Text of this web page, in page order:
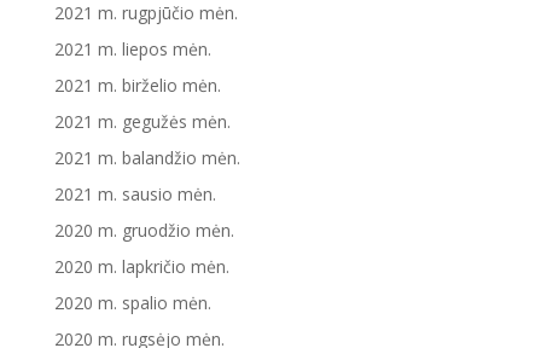
2021 m. rugpjūčio mėn.
2021 m. liepos mėn.
2021 m. birželio mėn.
2021 m. gegužės mėn.
2021 m. balandžio mėn.
2021 m. sausio mėn.
2020 m. gruodžio mėn.
2020 m. lapkričio mėn.
2020 m. spalio mėn.
2020 m. rugsėjo mėn.